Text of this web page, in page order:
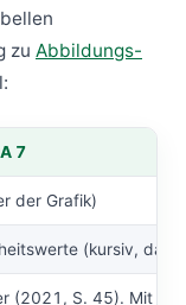
zu Abbildungs-
7
der Grafik)
(kursiv,
(2021, S. 45). Mit